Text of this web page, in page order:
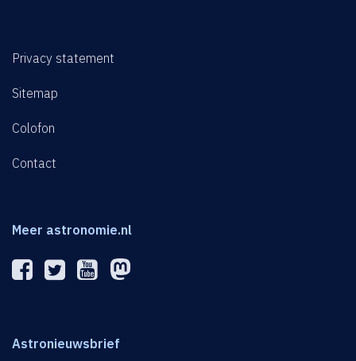
Privacy statement
Sitemap
Colofon
Contact
Meer astronomie.nl
Astronieuwsbrief